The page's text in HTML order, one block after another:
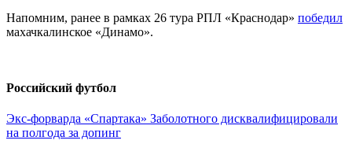
Напомним, ранее в рамках 26 тура РПЛ «Краснодар» победил
махачкалинское «Динамо».
Российский футбол
Экс-форварда «Спартака» Заболотного дисквалифицировали
на полгода за допинг